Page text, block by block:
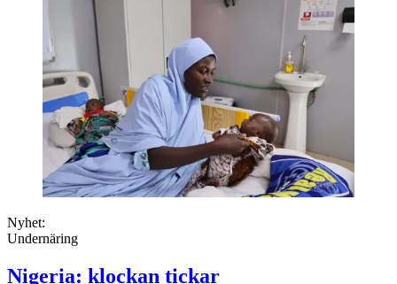
Nyhet:
Undernäring
Nigeria: klockan tickar